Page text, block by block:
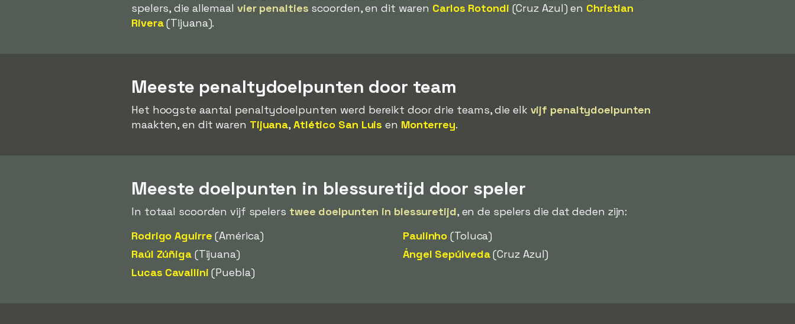
spelers, die allemaal vier penalties scoorden, en dit waren Carlos Rotondi (Cruz Azul) en Christian
Rivera(Tijuana).
Meeste penaltydoelpunten door team
Het hoogste aantal penaltydoelpunten werd bereikt door drie teams, die elk vijf penaltydoelpunten
maakten, en dit waren Tijuana, Atlético San Luis en Monterrey.
Meeste doelpunten in blessuretijd door speler
In totaal scoorden vijf spelers twee doelpunten in blessuretijd, en de spelers die dat deden zijn:
Rodrigo Aguirre (América)
Raúl Zúñiga(Tijuana)
Lucas Cavallini (Puebla)
Paulinho (Toluca)
Ángel Sepúlveda(Cruz Azul)